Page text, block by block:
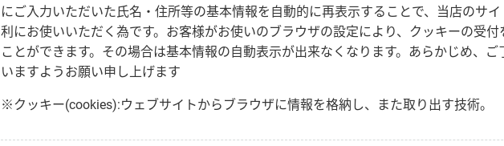
にご入力いただいた氏名・住所等の基本情報を自動的に再表示することで、当店のサ
利にお使いいただく為です。お客様がお使いのブラウザの設定により、クッキーの受付
ことができます。その場合は基本情報の自動表示が出来なくなります。あらかじめ、ご
いますようお願い申し上げます
※クッキー(cookies):ウェブサイトからブラウザに情報を格納し、また取り出す技術。